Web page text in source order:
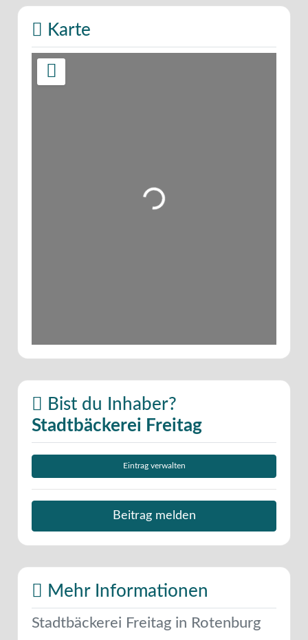
Karte
Wird geladen …
Bist du Inhaber?
Stadtbäckerei Freitag
Eintrag verwalten
Beitrag melden
Mehr Informationen
Stadtbäckerei Freitag in Rotenburg